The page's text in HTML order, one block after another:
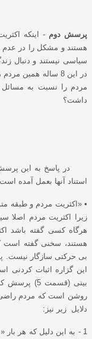
پرسش دوم- اینکه
هستند و مشکل را در عدم
در این 8 ساله
مردم را نسبت به مسائل
داشت؟
در پاسخ به این
استناد آنها بعمل آمده
• «اکثریت مردم و
زیرا اکثریت مردم اصلا
هرگاه کسی گفته باشد
هستند، سخنی گفته
بی حرکتی سازگار نیست.
این گزاره اثبات کردنی
بینی (قسمت
روشن است که مردم راضی
دلایل زیر نیز:
1 - به این دلیل که هر